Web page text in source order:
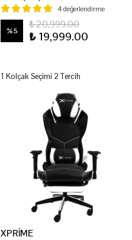
4 değerlendirme
%5
₺ 20,999.00
₺ 19,999.00
1 Kolçak Seçimi 2 Tercih
XPRİME